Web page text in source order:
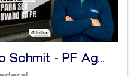
Schmit - PF Ag...